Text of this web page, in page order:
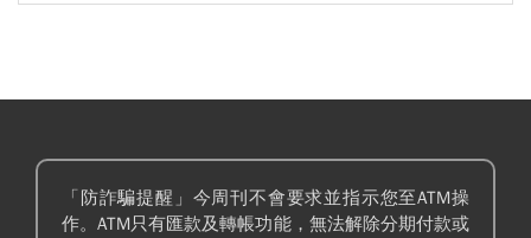
「防詐騙提醒」今周刊不會要求並指示您至ATM操
作。ATM只有匯款及轉帳功能，無法解除分期付款或